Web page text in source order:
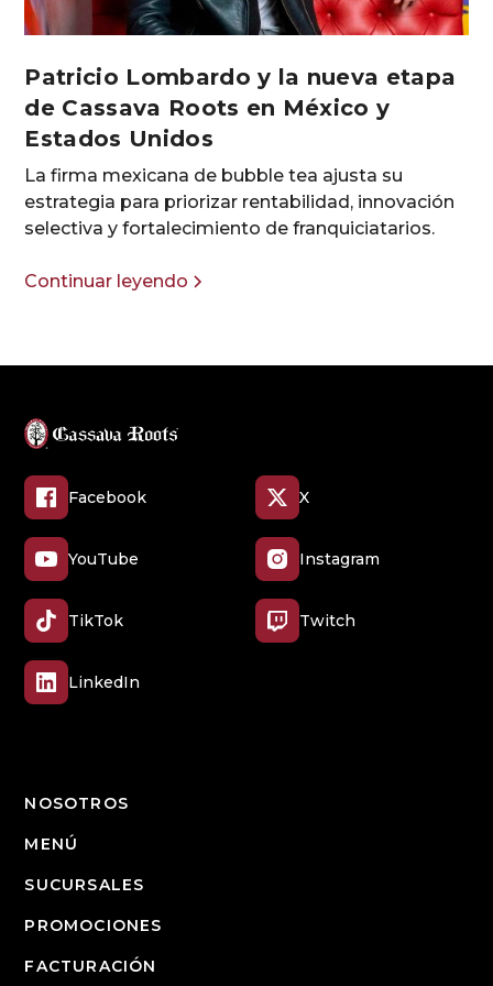
Patricio Lombardo y la nueva etapa
de Cassava Roots en México y
Estados Unidos
La firma mexicana de bubble tea ajusta su
estrategia para priorizar rentabilidad, innovación
selectiva y fortalecimiento de franquiciatarios.
Continuar leyendo
Facebook X
YouTube Instagram
TikTok Twitch
LinkedIn
NOSOTROS
MENÚ
SUCURSALES
PROMOCIONES
FACTURACIÓN